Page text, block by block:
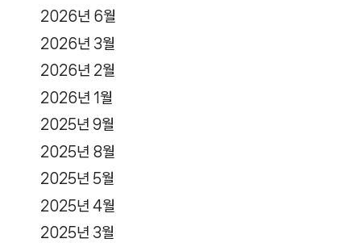
2026년 6월
2026년 3월
2026년 2월
2026년 1월
2025년 9월
2025년 8월
2025년 5월
2025년 4월
2025년 3월